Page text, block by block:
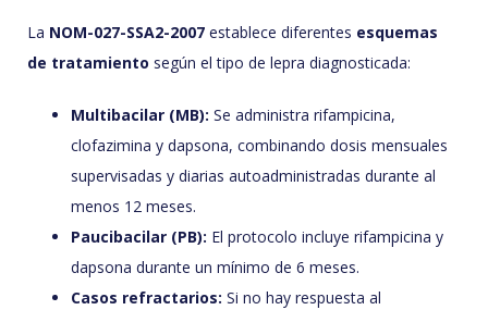
La NOM-027-SSA2-2007 establece diferentes esquemas
de tratamiento según el tipo de lepra diagnosticada:
Multibacilar (MB): Se administra rifampicina,
clofazimina y dapsona, combinando dosis mensuales
supervisadas y diarias autoadministradas durante al
menos 12 meses.
Paucibacilar (PB): El protocolo incluye rifampicina y
dapsona durante un mínimo de 6 meses.
Casos refractarios: Si no hay respuesta al